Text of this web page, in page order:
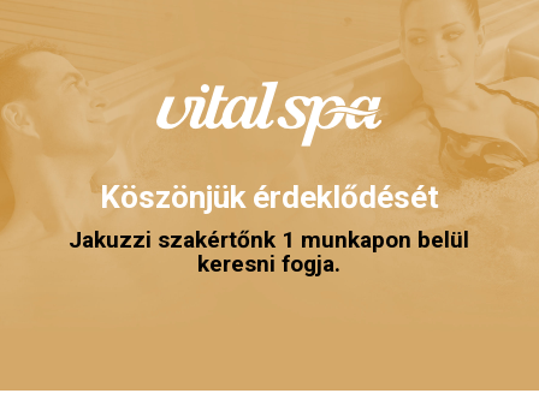
Köszönjük érdeklődését
Jakuzzi szakértőnk 1 munkapon belül
keresni fogja.